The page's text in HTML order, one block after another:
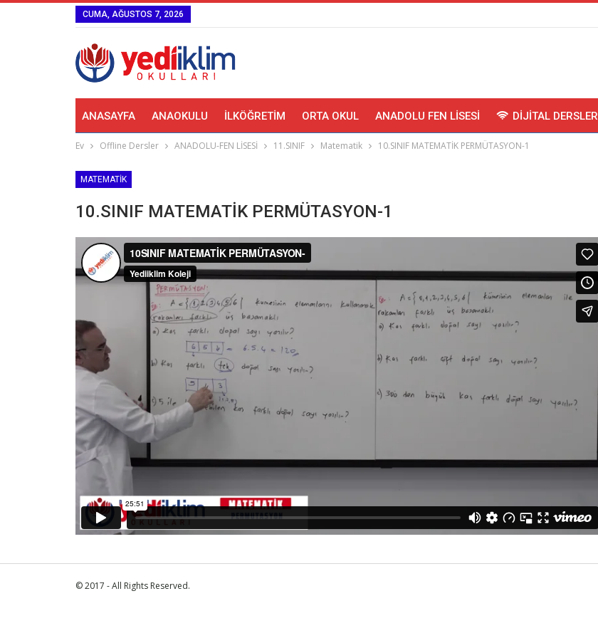
CUMA, AĞUSTOS 7, 2026
ANASAYFA ANAOKULU İLKÖĞRETIM ORTA OKUL ANADOLU FEN LISESI DIJITAL DERSLER
Ev Offline Dersler ANADOLU-FEN LİSESİ 11.SINIF Matematik 10.SINIF MATEMATİK PERMÜTASYON-1
MATEMATIK
10.SINIF MATEMATİK PERMÜTASYON-1
© 2017 - All Rights Reserved.